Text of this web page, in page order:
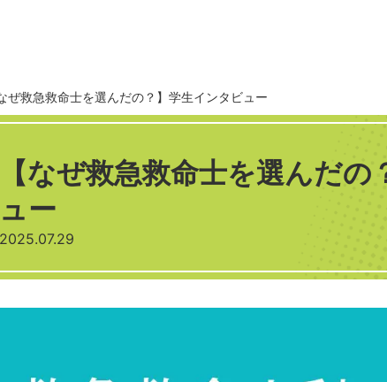
ぜ救急救命士を選んだの？】学生インタビュー
【なぜ救急救命士を選んだの
ュー
2025.07.29